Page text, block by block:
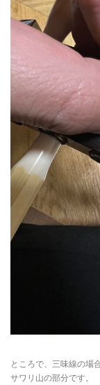
ところで、三味線の場
サワリ山の部分です。